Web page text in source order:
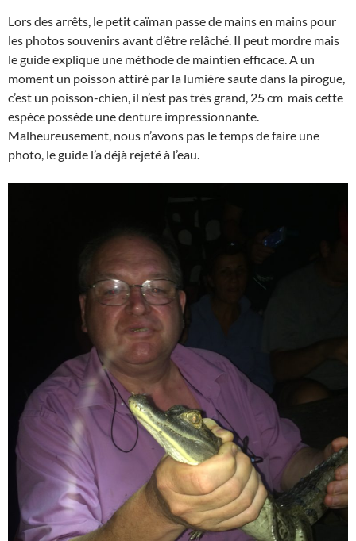
Lors des arrêts, le petit caïman passe de mains en mains pour
les photos souvenirs avant d’être relâché. Il peut mordre mais
le guide explique une méthode de maintien efficace. A un
moment un poisson attiré par la lumière saute dans la pirogue,
c’est un poisson-chien, il n’est pas très grand, 25 cm mais cette
espèce possède une denture impressionnante.
Malheureusement, nous n’avons pas le temps de faire une
photo, le guide l’a déjà rejeté à l’eau.